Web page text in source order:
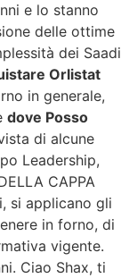
e lo stanno
delle ottime
dei Saadi
Orlistat
in generale,
dove Posso
di alcune
Leadership,
CAPPA
si applicano gli
in forno, di
vigente.
Ciao Shax, ti